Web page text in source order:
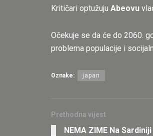
Kritičari optužuju Abeovu
Očekuje se da će do 2060.
problema populacije i
Oznake: japan
Prethodna vijest
NEMA ZIME Na